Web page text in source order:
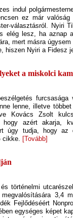
indul
ez már
választásról. Nyiri
elég lesz, ha aznap
mert másra
hiszen Nyiri a Fidesz
a miskolci
lenne, illetve
Kovács Zsolt
hogy azért akarja,
úgy tudja, hogy az
cikke. [Tovább]
történelmi
3,4
Fejlődéséért
egységes képet